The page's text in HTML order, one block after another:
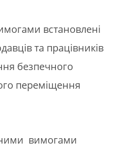
встановлені
та працівників
безпечного
переміщення
вимогами